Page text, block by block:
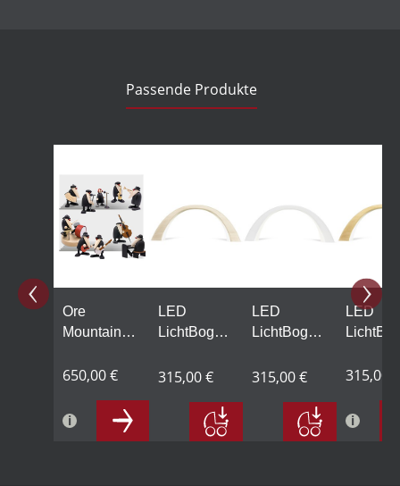
Passende Produkte
Ore
Mountains
10-teilig
650,00 €
LED
LichtBogen,
natur
315,00 €
LED
LichtBogen,
weiß
315,00 €
LED
natur
315,00 €